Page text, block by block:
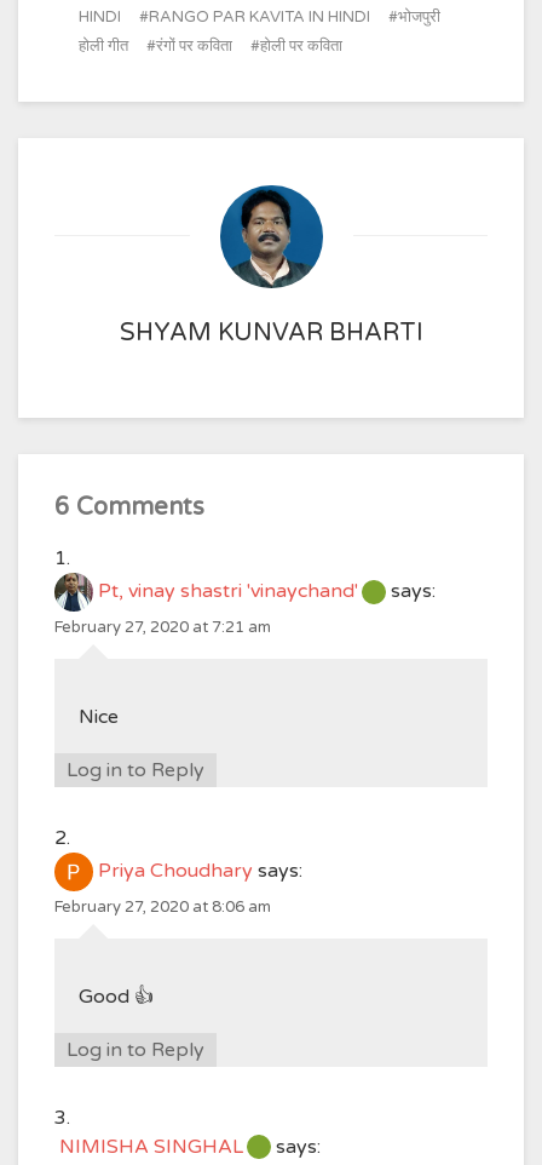
HINDI
RANGO PAR KAVITA IN HINDI
भोजपुरी
होली गीत
रंगों पर कविता होली पर कविता
SHYAM KUNVAR BHARTI
6 Comments
Pt, vinay shastri 'vinaychand' says:
February 27, 2020 at 7:21 am
Nice
Log in to Reply
Priya Choudhary says:
February 27, 2020 at 8:06 am
Good 👍
Log in to Reply
NIMISHA SINGHAL says: